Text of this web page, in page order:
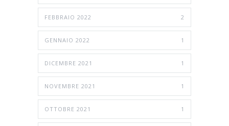
FEBBRAIO 2022 2
GENNAIO 2022 1
DICEMBRE 2021 1
NOVEMBRE 2021 1
OTTOBRE 2021 1